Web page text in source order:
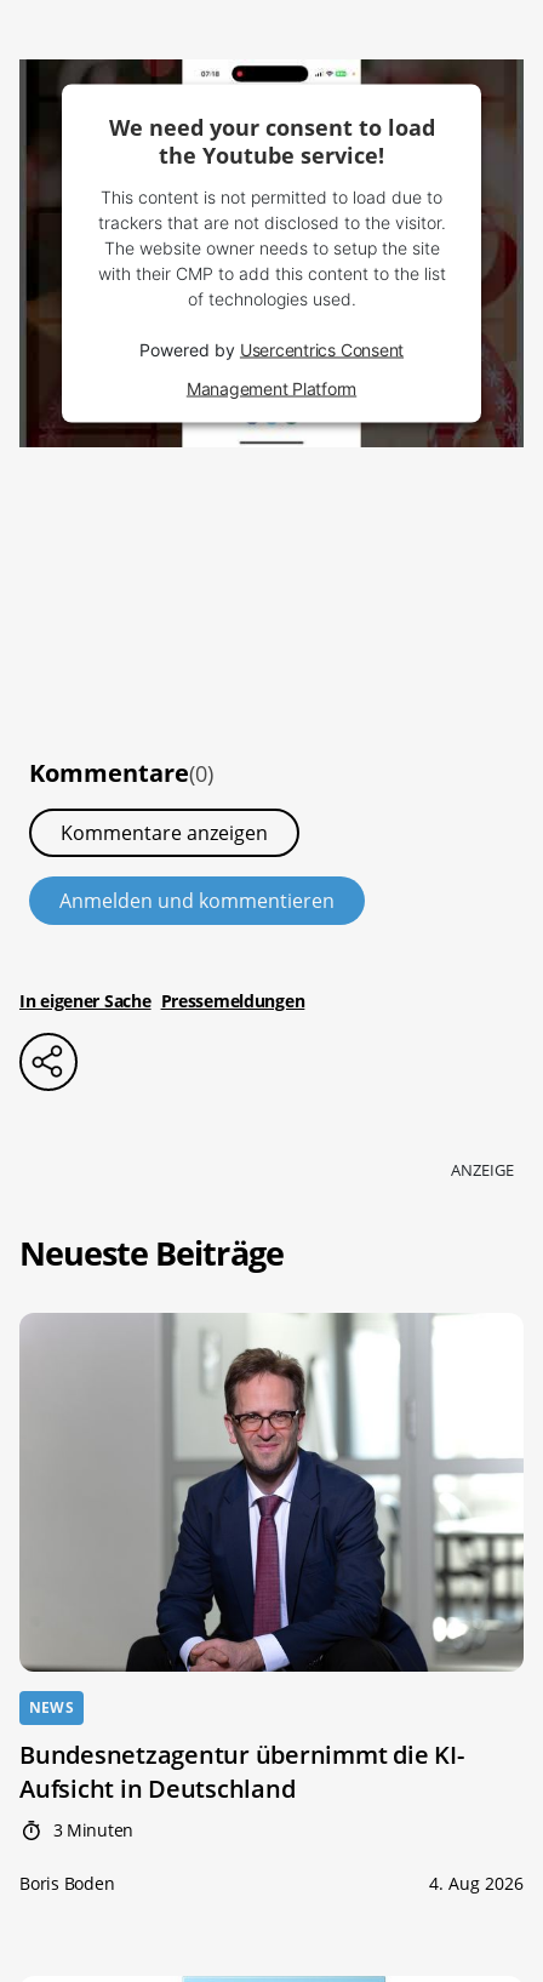
We need your consent to load
the Youtube service!
This content is not permitted to load due to
trackers that are not disclosed to the visitor.
The website owner needs to setup the site
with their CMP to add this content to the list
of technologies used.
Powered by Usercentrics Consent
Management Platform
Kommentare(0)
Kommentare anzeigen
Anmelden und kommentieren
In eigener Sache Pressemeldungen
ANZEIGE
Neueste Beiträge
NEWS
Bundesnetzagentur übernimmt die KI-
Aufsicht in Deutschland
3 Minuten
Boris Boden 4. Aug 2026